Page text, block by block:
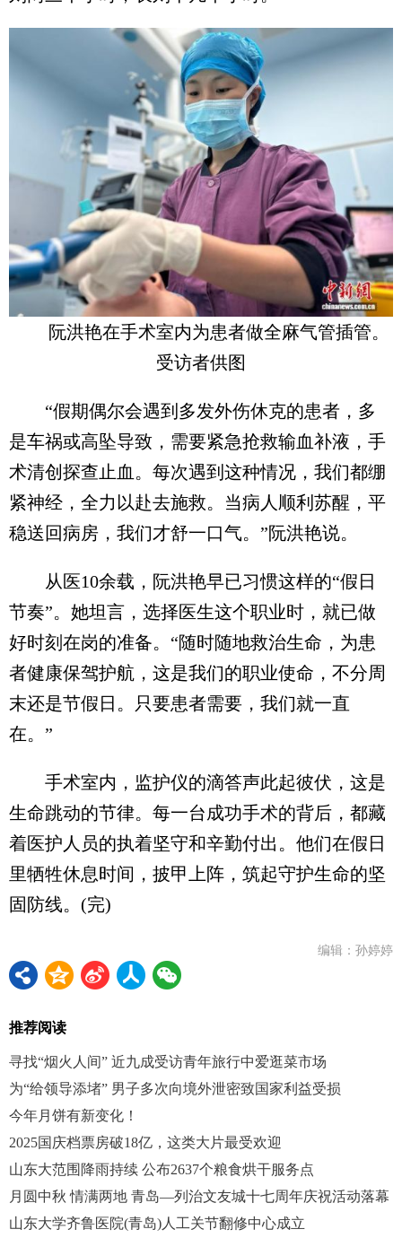
阮洪艳在手术室内为患者做全麻气管插管。
受访者供图
“假期偶尔会遇到多发外伤休克的患者，多
是车祸或高坠导致，需要紧急抢救输血补液，手
术清创探查止血。每次遇到这种情况，我们都绷
紧神经，全力以赴去施救。当病人顺利苏醒，平
稳送回病房，我们才舒一口气。”阮洪艳说。
从医10余载，阮洪艳早已习惯这样的“假日
节奏”。她坦言，选择医生这个职业时，就已做
好时刻在岗的准备。“随时随地救治生命，为患
者健康保驾护航，这是我们的职业使命，不分周
末还是节假日。只要患者需要，我们就一直
在。”
手术室内，监护仪的滴答声此起彼伏，这是
生命跳动的节律。每一台成功手术的背后，都藏
着医护人员的执着坚守和辛勤付出。他们在假日
里牺牲休息时间，披甲上阵，筑起守护生命的坚
固防线。(完)
编辑：孙婷婷
推荐阅读
寻找“烟火人间” 近九成受访青年旅行中爱逛菜市场
为“给领导添堵” 男子多次向境外泄密致国家利益受损
今年月饼有新变化！
2025国庆档票房破18亿，这类大片最受欢迎
山东大范围降雨持续 公布2637个粮食烘干服务点
月圆中秋 情满两地 青岛—列治文友城十七周年庆祝活动落幕
山东大学齐鲁医院(青岛)人工关节翻修中心成立